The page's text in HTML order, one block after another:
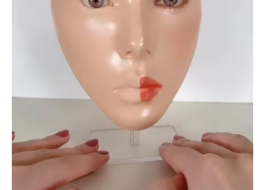
企業向けIT製品の総合サイト
製造業のIT導入・活用を支援
モノづくり技術者専門サイト
電子設計の基本と応用
エネルギーの専門メディア
建設×テクノロジーの最前線